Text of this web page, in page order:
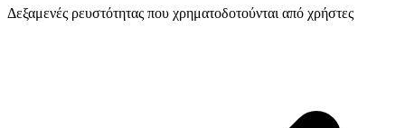
Δεξαμενές ρευστότητας που χρηματοδοτούνται από χρήστες